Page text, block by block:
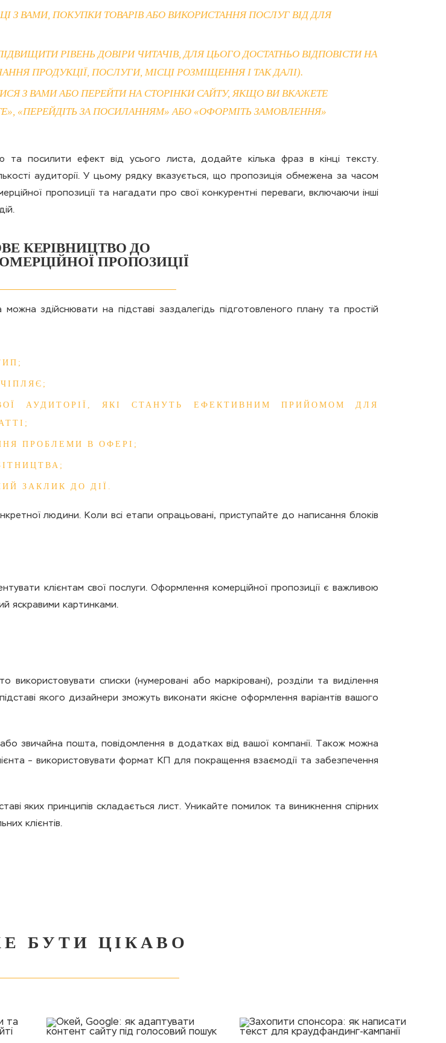
З ВАМИ, ПОКУПКИ ТОВАРІВ АБО ВИКОРИСТАННЯ ПОСЛУГ ВІД ДЛЯ
РІВЕНЬ ДОВІРИ ЧИТАЧІВ, ДЛЯ ЦЬОГО ДОСТАТНЬО ВІДПОВІСТИ НА
ПРОДУКЦІЇ, ПОСЛУГИ, МІСЦІ РОЗМІЩЕННЯ І ТАК ДАЛІ).
З ВАМИ АБО ПЕРЕЙТИ НА СТОРІНКИ САЙТУ, ЯКЩО ВИ ВКАЖЕТЕ
«ПЕРЕЙДІТЬ ЗА ПОСИЛАННЯМ» АБО «ОФОРМІТЬ ЗАМОВЛЕННЯ»
та посилити ефект від усього листа, додайте кілька фраз в кінці тексту.
аудиторії. У цьому рядку вказується, що пропозиція обмежена за часом
пропозиції та нагадати про свої конкурентні переваги, включаючи інші
КЕРІВНИЦТВО ДО
ПРОПОЗИЦІЇ
здійснювати на підставі заздалегідь підготовленого плану та простій
АУДИТОРІЇ, ЯКІ СТАНУТЬ ЕФЕКТИВНИМ ПРИЙОМОМ ДЛЯ
ПРОБЛЕМИ В ОФЕРІ;
ЗАКЛИК ДО ДІЇ.
людини. Коли всі етапи опрацьовані, приступайте до написання блоків
клієнтам свої послуги. Оформлення комерційної пропозиції є важливою
яскравими картинками.
використовувати списки (нумеровані або маркіровані), розділи та виділення
якого дизайнери зможуть виконати якісне оформлення варіантів вашого
звичайна пошта, повідомлення в додатках від вашої компанії. Також можна
– використовувати формат КП для покращення взаємодії та забезпечення
яких принципів складається лист. Уникайте помилок та виникнення спірних
клієнтів.
БУТИ ЦІКАВО